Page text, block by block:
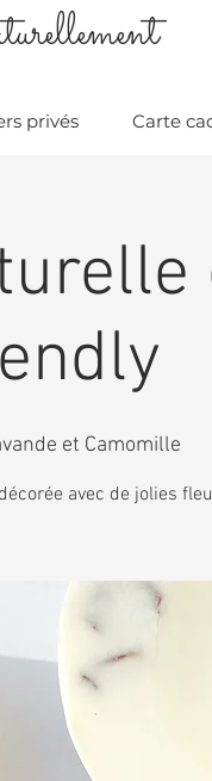
privés Carte
et Camomille
avec de jolies